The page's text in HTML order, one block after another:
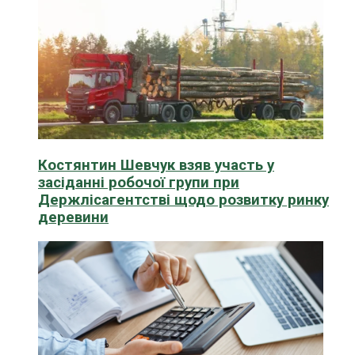
Костянтин Шевчук взяв участь у
засіданні робочої групи при
Держлісагентстві щодо розвитку ринку
деревини